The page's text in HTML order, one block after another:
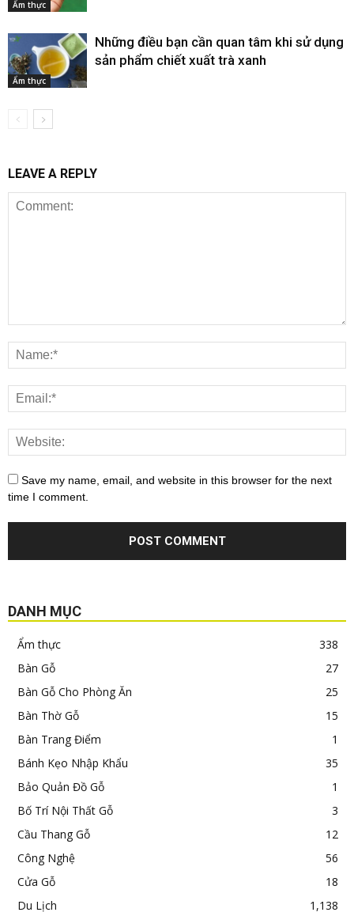
Ẩm thực
Ẩm thực
Những điều bạn cần quan tâm khi sử dụng
sản phẩm chiết xuất trà xanh
LEAVE A REPLY
Save my name, email, and website in this browser for the next
time I comment.
DANH MỤC
Ẩm thực
338
Bàn Gỗ
27
Bàn Gỗ Cho Phòng Ăn
25
Bàn Thờ Gỗ
15
Bàn Trang Điểm
1
Bánh Kẹo Nhập Khẩu
35
Bảo Quản Đồ Gỗ
1
Bố Trí Nội Thất Gỗ
3
Cầu Thang Gỗ
12
Công Nghệ
56
Cửa Gỗ
18
Du Lịch
1,138